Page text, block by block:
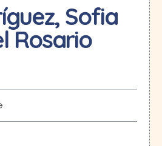
Sofia
Rosario